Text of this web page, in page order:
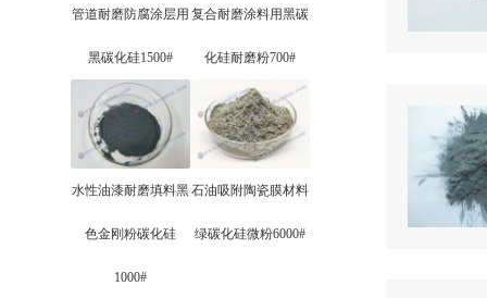
管道耐磨防腐涂层用
黑碳化硅1500#
复合耐磨涂料用黑碳
化硅耐磨粉700#
水性油漆耐磨填料黑
色金刚粉碳化硅
1000#
石油吸附陶瓷膜材料
绿碳化硅微粉6000#